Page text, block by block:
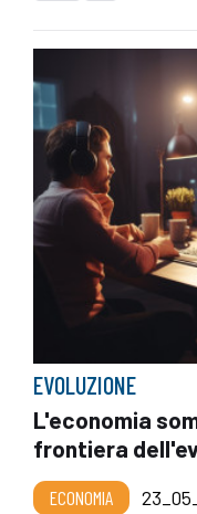
EVOLUZIONE
L'economia
frontiera
ECONOMIA